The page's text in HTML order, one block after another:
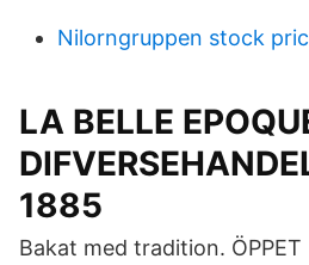
Nilorngruppen stock
LA BELLE
1885
Bakat med tradition.